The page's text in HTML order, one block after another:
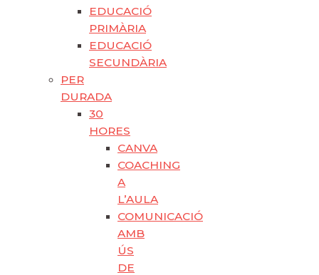
EDUCACIÓ
PRIMÀRIA
EDUCACIÓ
SECUNDÀRIA
PER
DURADA
30
HORES
CANVA
COACHING
A
L’AULA
COMUNICACIÓ
AMB
ÚS
DE